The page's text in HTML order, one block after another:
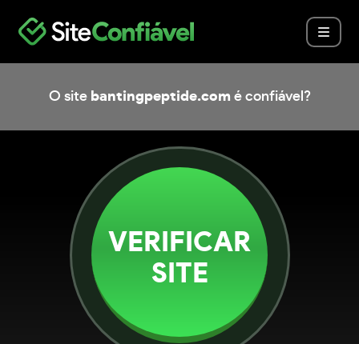
O site bantingpeptide.com é confiável?
VERIFICAR
SITE